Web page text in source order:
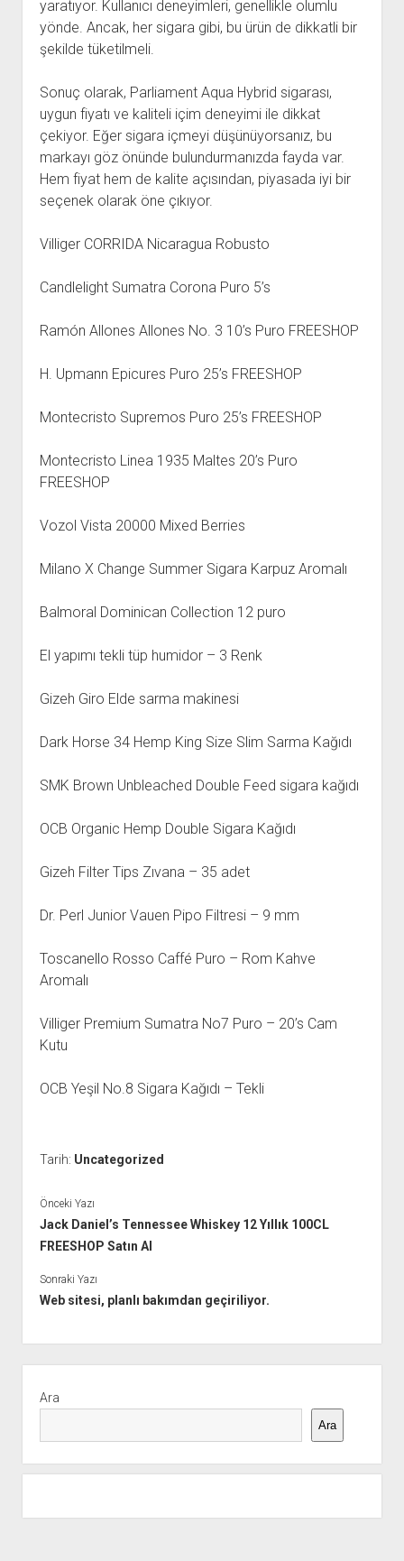
yaratıyor. Kullanıcı deneyimleri, genellikle olumlu
yönde. Ancak, her sigara gibi, bu ürün de dikkatli bir
şekilde tüketilmeli.
Sonuç olarak, Parliament Aqua Hybrid sigarası,
uygun fiyatı ve kaliteli içim deneyimi ile dikkat
çekiyor. Eğer sigara içmeyi düşünüyorsanız, bu
markayı göz önünde bulundurmanızda fayda var.
Hem fiyat hem de kalite açısından, piyasada iyi bir
seçenek olarak öne çıkıyor.
Villiger CORRIDA Nicaragua Robusto
Candlelight Sumatra Corona Puro 5’s
Ramón Allones Allones No. 3 10’s Puro FREESHOP
H. Upmann Epicures Puro 25’s FREESHOP
Montecristo Supremos Puro 25’s FREESHOP
Montecristo Linea 1935 Maltes 20’s Puro
FREESHOP
Vozol Vista 20000 Mixed Berries
Milano X Change Summer Sigara Karpuz Aromalı
Balmoral Dominican Collection 12 puro
El yapımı tekli tüp humidor – 3 Renk
Gizeh Giro Elde sarma makinesi
Dark Horse 34 Hemp King Size Slim Sarma Kağıdı
SMK Brown Unbleached Double Feed sigara kağıdı
OCB Organic Hemp Double Sigara Kağıdı
Gizeh Filter Tips Zıvana – 35 adet
Dr. Perl Junior Vauen Pipo Filtresi – 9 mm
Toscanello Rosso Caffé Puro – Rom Kahve
Aromalı
Villiger Premium Sumatra No7 Puro – 20’s Cam
Kutu
OCB Yeşil No.8 Sigara Kağıdı – Tekli
Tarih: Uncategorized
Önceki Yazı
Jack Daniel’s Tennessee Whiskey 12 Yıllık 100CL
FREESHOP Satın Al
Sonraki Yazı
Web sitesi, planlı bakımdan geçiriliyor.
Menü
Ara
Ara